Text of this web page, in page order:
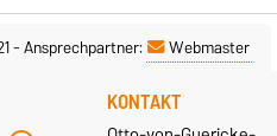
-Ansprechpartner: Webmaster
KONTAKT